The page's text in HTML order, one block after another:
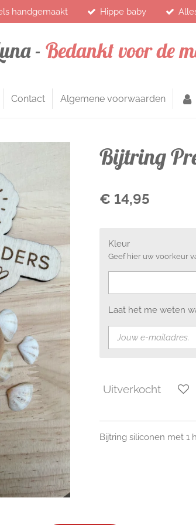
handgemaakt Hippe baby
- Bedankt voor de
Contact Algemene voorwaarden
Bijtring
€ 14,95
Kleur
Geef hier uw voorkeur
Laat het me weten
Uitverkocht
Bijtring siliconen met 1